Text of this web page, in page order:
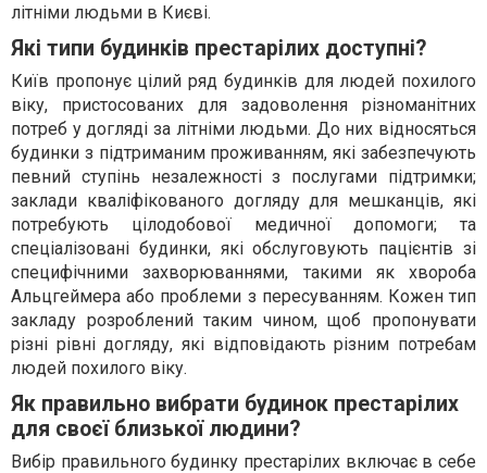
літніми людьми в Києві.
Які типи будинків престарілих доступні?
Київ пропонує цілий ряд будинків для людей похилого
віку, пристосованих для задоволення різноманітних
потреб у догляді за літніми людьми. До них відносяться
будинки з підтриманим проживанням, які забезпечують
певний ступінь незалежності з послугами підтримки;
заклади кваліфікованого догляду для мешканців, які
потребують цілодобової медичної допомоги; та
спеціалізовані будинки, які обслуговують пацієнтів зі
специфічними захворюваннями, такими як хвороба
Альцгеймера або проблеми з пересуванням. Кожен тип
закладу розроблений таким чином, щоб пропонувати
різні рівні догляду, які відповідають різним потребам
людей похилого віку.
Як правильно вибрати будинок престарілих
для своєї близької людини?
Вибір правильного будинку престарілих включає в себе